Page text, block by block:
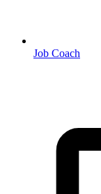
Job Coach